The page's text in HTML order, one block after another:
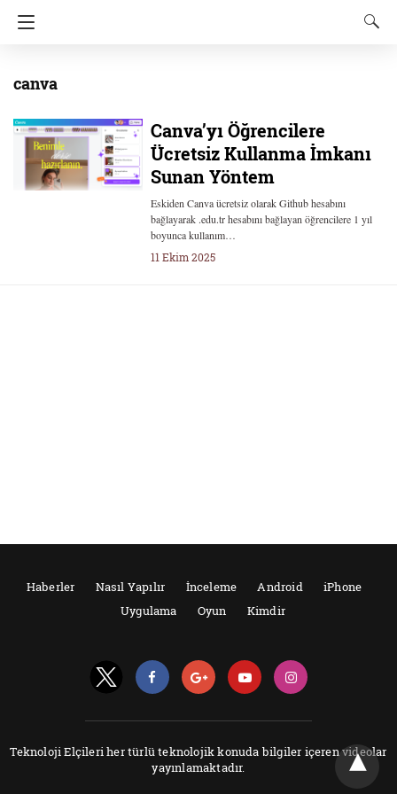
canva
Canva’yı Öğrencilere
Ücretsiz Kullanma İmkanı
Sunan Yöntem
Eskiden Canva ücretsiz olarak Github hesabını
bağlayarak .edu.tr hesabını bağlayan öğrencilere 1 yıl
boyunca kullanım…
11 Ekim 2025
Haberler Nasıl Yapılır İnceleme Android
iPhone
Uygulama
Oyun Kimdir
Teknoloji Elçileri her türlü teknolojik konuda bilgiler içeren videolar
yayınlamaktadır.